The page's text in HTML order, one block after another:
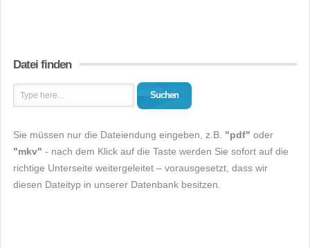
Datei finden
Suchen
Sie müssen nur die Dateiendung eingeben, z.B. "pdf" oder
"mkv" - nach dem Klick auf die Taste werden Sie sofort auf die
richtige Unterseite weitergeleitet – vorausgesetzt, dass wir
diesen Dateityp in unserer Datenbank besitzen.